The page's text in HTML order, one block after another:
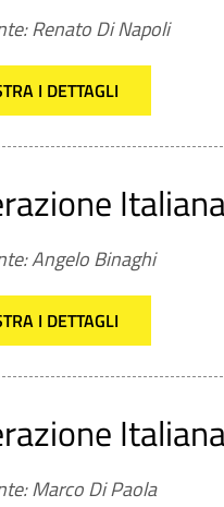
Renato Di Napoli
I DETTAGLI
Angelo Binaghi
I DETTAGLI
Marco Di Paola